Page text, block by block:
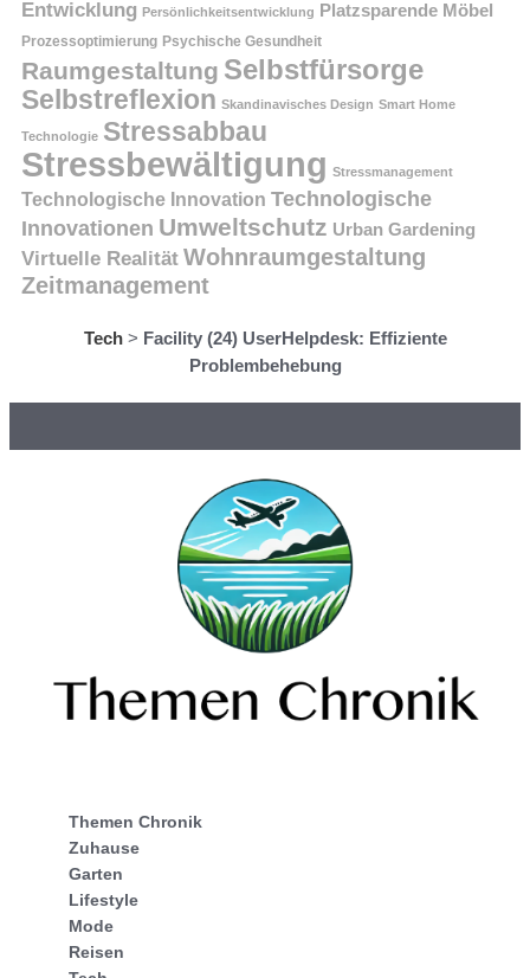
Entwicklung Persönlichkeitsentwicklung Platzsparende Möbel
Prozessoptimierung Psychische Gesundheit
Raumgestaltung Selbstfürsorge
Selbstreflexion Skandinavisches Design Smart Home
Technologie Stressabbau
Stressbewältigung Stressmanagement
Technologische Innovation Technologische
Innovationen Umweltschutz Urban Gardening
Virtuelle Realität Wohnraumgestaltung
Zeitmanagement
Tech> Facility (24) UserHelpdesk: Effiziente
Problembehebung
Themen Chronik
Zuhause
Garten
Lifestyle
Mode
Reisen